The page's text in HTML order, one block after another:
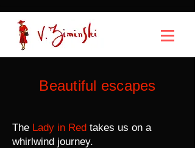
Beautiful escapes
The Lady in Red takes us on a
whirlwind journey.